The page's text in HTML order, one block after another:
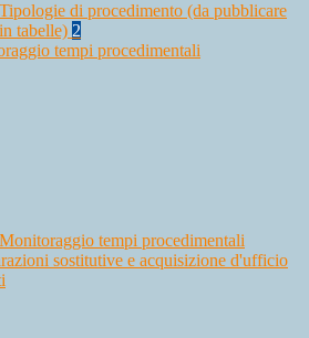
Tipologie di procedimento (da pubblicare
in tabelle) 2
tempi procedimentali
Monitoraggio tempi procedimentali
sostitutive e acquisizione d'ufficio